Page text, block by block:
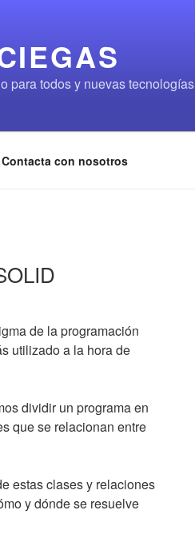
para todos y nuevas tecnologías
Contacta con nosotros
de la programación
utilizado a la hora de
dividir un programa en
que se relacionan entre
estas clases y relaciones
y dónde se resuelve